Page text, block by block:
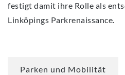
festigt damit ihre Rolle als
Linköpings Parkrenaissance.
Parken und Mobilität